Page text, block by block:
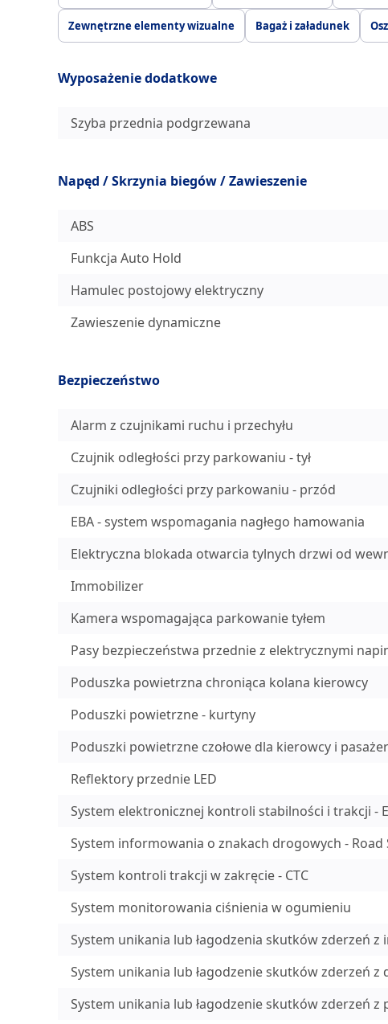
Zewnętrzne elementy wizualne Bagaż i załadunek
Wyposażenie dodatkowe
Szyba przednia podgrzewana
Napęd / Skrzynia biegów / Zawieszenie
ABS
Funkcja Auto Hold
Hamulec postojowy elektryczny
Zawieszenie dynamiczne
Bezpieczeństwo
Alarm z czujnikami ruchu i przechyłu
Czujnik odległości przy parkowaniu - tył
Czujniki odległości przy parkowaniu - przód
EBA - system wspomagania nagłego hamowania
Elektryczna blokada otwarcia tylnych drzwi od
Immobilizer
Kamera wspomagająca parkowanie tyłem
Pasy bezpieczeństwa przednie z elektrycznymi
Poduszka powietrzna chroniąca kolana kierowcy
Poduszki powietrzne - kurtyny
Poduszki powietrzne czołowe dla kierowcy i
Reflektory przednie LED
System elektronicznej kontroli stabilności i trakcji -
System informowania o znakach drogowych -
System kontroli trakcji w zakręcie - CTC
System monitorowania ciśnienia w ogumieniu
System unikania lub łagodzenia skutków zderzeń
System unikania lub łagodzenie skutków zderzeń z
System unikania lub łagodzenie skutków zderzeń